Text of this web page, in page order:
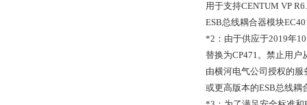
用于支持CENTUM VP
ESB总线耦合器模块
*2 ：由于供应于2019年10
替换为CP471。禁止用户
由横河电气公司授权的服
或更高版本的ESB总线耦